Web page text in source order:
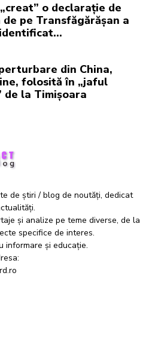
o declarație de
pe Transfăgărășan a
din China,
folosită în „jaful
de la Timișoara
de știri / blog de noutăți, dedicat
și analize pe teme diverse, de la
specifice de interes.
informare și educație.